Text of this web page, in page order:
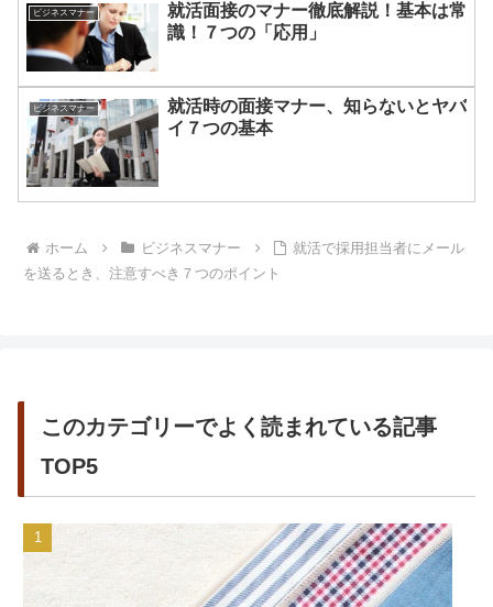
ビジネスマナー
就活面接のマナー徹底解説！基本は常
識！７つの「応用」
ビジネスマナー
就活時の面接マナー、知らないとヤバ
イ７つの基本
ホーム ビジネスマナー
就活で採用担当者にメール
を送るとき、注意すべき７つのポイント
このカテゴリーでよく読まれている記事
TOP5